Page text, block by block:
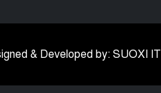
& Developed by: SUOXI IT